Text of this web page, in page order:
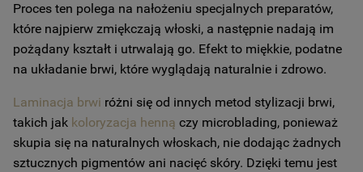
Proces ten polega na nałożeniu specjalnych preparatów,
które najpierw zmiękczają włoski, a następnie nadają im
pożądany kształt i utrwalają go. Efekt to miękkie, podatne
na układanie brwi, które wyglądają naturalnie i zdrowo.
Laminacja brwi różni się od innych metod stylizacji brwi,
takich jak koloryzacja henną czy microblading, ponieważ
skupia się na naturalnych włoskach, nie dodając żadnych
sztucznych pigmentów ani nacięć skóry. Dzięki temu jest